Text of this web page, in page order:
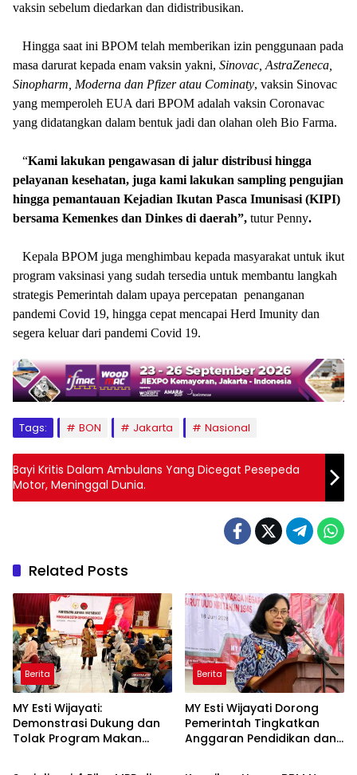
vaksin sebelum diedarkan dan didistribusikan.
Hingga saat ini BPOM telah memberikan izin penggunaan pada
masa darurat kepada enam vaksin yakni, Sinovac, AstraZeneca,
Sinopharm, Moderna dan Pfizer atau Cominaty, vaksin Sinovac
yang memperoleh EUA dari BPOM adalah vaksin Coronavac
yang didatangkan dalam bentuk jadi dan olahan oleh Bio Farma.
“Kami lakukan pengawasan di jalur distribusi hingga
pelayanan kesehatan, juga kami lakukan sampling pengujian
hingga pemantauan Kejadian Ikutan Pasca Imunisasi (KIPI)
bersama Kemenkes dan Dinkes di daerah”, tutur Penny.
Kepala BPOM juga menghimbau kepada masyarakat untuk ikut
program vaksinasi yang sudah tersedia untuk membantu langkah
strategis Pemerintah dalam upaya percepatan penanganan
pandemi Covid 19, hingga cepat mencapai Herd Imunity dan
segera keluar dari pandemi Covid 19.
Tags: BON Jakarta Nasional
Bayi Kritis Dalam Ambulans Yang Dicegat Pesepeda
Motor, Meninggal Dunia.
Related Posts
Berita
MY Esti Wijayati:
Demonstrasi Dukung dan
Tolak Program Makan
Berita
MY Esti Wijayati Dorong
Pemerintah Tingkatkan
Anggaran Pendidikan dan
Berita Berita